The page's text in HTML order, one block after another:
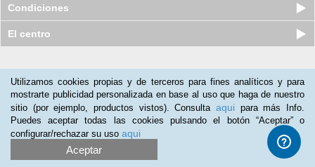
Condiciones
El centro
Mª Baza(03-12-2013)
Lo he utilizado como conocimiento; se lo recomendaria a
cualquiera que quisiera hacer un curso que uds ofrecieran.
Magaly Haydar(22-10-2013)
Utilizamos cookies propias y de terceros para fines analíticos y para
mostrarte publicidad personalizada en base al uso que haga de nuestro
sitio (por ejemplo, productos vistos). Consulta aqui para más Info.
Puedes aceptar todas las cookies pulsando el botón “Aceptar” o
configurar/rechazar su uso aqui
Aceptar